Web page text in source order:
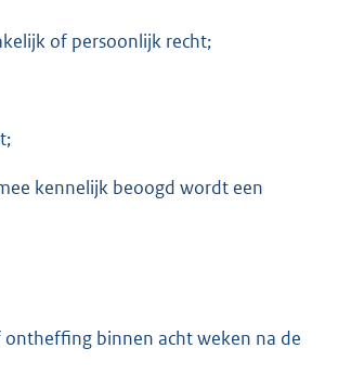
of persoonlijk recht;
kennelijk beoogd wordt een
ontheffing binnen acht weken na de